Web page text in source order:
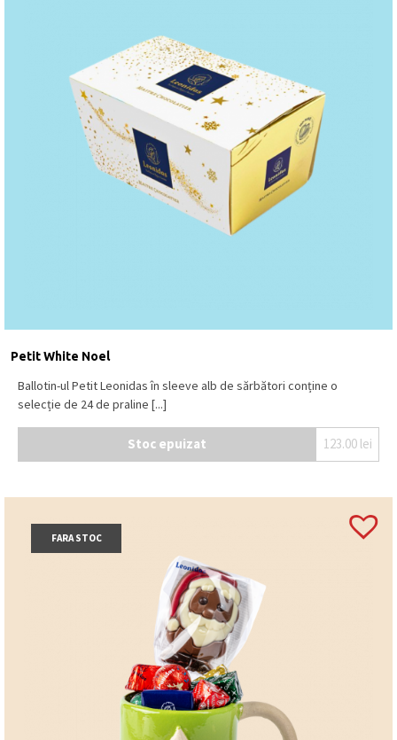
Petit White Noel
Ballotin-ul Petit Leonidas în sleeve alb de sărbători conține o
selecție de 24 de praline [...]
Stoc epuizat 123.00 lei
FARA STOC